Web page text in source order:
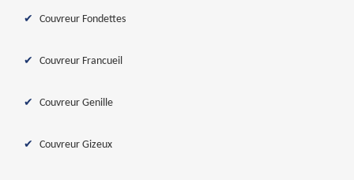
Couvreur Fondettes
Couvreur Francueil
Couvreur Genille
Couvreur Gizeux